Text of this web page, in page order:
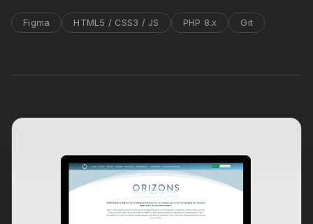
Figma HTML5 / CSS3 / JS PHP 8.x Git